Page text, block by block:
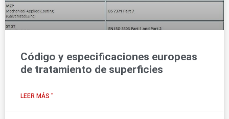
Código y especificaciones europeas
de tratamiento de superficies
LEER MÁS "